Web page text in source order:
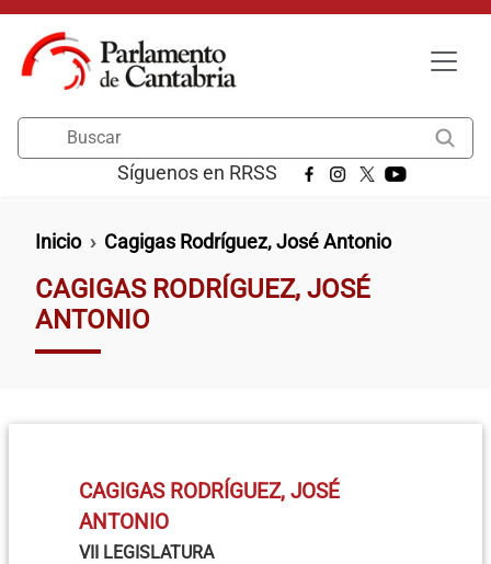
Pasar al contenido principal
Síguenos en RRSS
Ruta de navegación
Inicio Cagigas Rodríguez, José Antonio
CAGIGAS RODRÍGUEZ, JOSÉ
ANTONIO
CAGIGAS RODRÍGUEZ, JOSÉ
ANTONIO
VII LEGISLATURA